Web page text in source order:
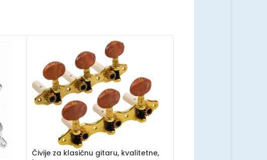
Čivije za klasičnu gitaru, kvalitetne,